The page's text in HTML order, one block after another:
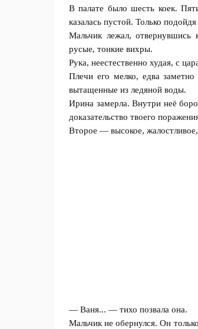
В палате было шесть коек.
казалась пустой. Только
Мальчик лежал,
русые, тонкие вихры.
Рука, неестественно худая, с
Плечи его мелко, едва
вытащенные из ледяной воды.
Ирина замерла. Внутри неё
доказательство твоего
Второе — высокое, жалостливое,
— Ваня... — тихо позвала она.
Мальчик не обернулся. Он